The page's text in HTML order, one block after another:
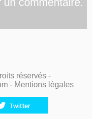
réservés -
- Mentions légales